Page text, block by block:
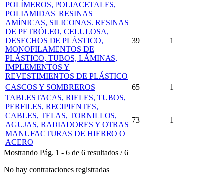
POLÍMEROS, POLIACETALES,
POLIAMIDAS, RESINAS
AMÍNICAS, SILICONAS. RESINAS
DE PETRÓLEO, CELULOSA,
DESECHOS DE PLÁSTICO,
MONOFILAMENTOS DE
PLÁSTICO, TUBOS, LÁMINAS,
IMPLEMENTOS Y
REVESTIMIENTOS DE PLÁSTICO
39 1
CASCOS Y SOMBREROS 65
1
TABLESTACAS, RIELES, TUBOS,
PERFILES, RECIPIENTES,
CABLES, TELAS, TORNILLOS,
AGUJAS, RADIADORES Y OTRAS
MANUFACTURAS DE HIERRO O
ACERO
73 1
Mostrando Pág. 1 - 6 de 6 resultados /6
No hay contrataciones registradas